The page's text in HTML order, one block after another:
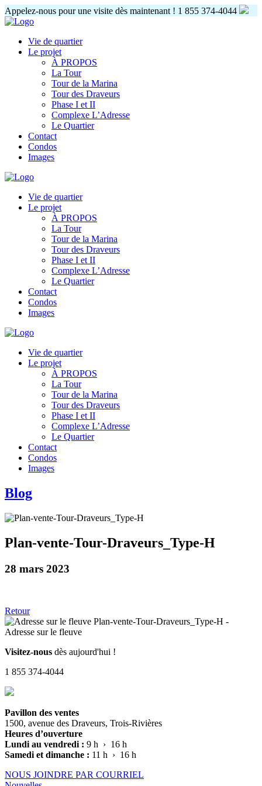
Appelez-nous pour une visite dès maintenant ! 1 855 374-4044
Vie de quartier
Le projet
À PROPOS
La Tour
Tour de la Marina
Tour des Draveurs
Phase I et II
Complexe L’Adresse
Le Quartier
Contact
Condos
Images
Vie de quartier
Le projet
À PROPOS
La Tour
Tour de la Marina
Tour des Draveurs
Phase I et II
Complexe L’Adresse
Le Quartier
Contact
Condos
Images
Vie de quartier
Le projet
À PROPOS
La Tour
Tour de la Marina
Tour des Draveurs
Phase I et II
Complexe L’Adresse
Le Quartier
Contact
Condos
Images
Blog
Plan-vente-Tour-Draveurs_Type-H
28 mars 2023
Retour
Visitez-nous dès aujourd'hui !
1 855 374-4044
Pavillon des ventes
1500, avenue des Draveurs, Trois-Rivières
Heures d’ouverture
Lundi au vendredi : 9 h › 16 h
Samedi et dimanche : 11 h › 16 h
NOUS JOINDRE PAR COURRIEL